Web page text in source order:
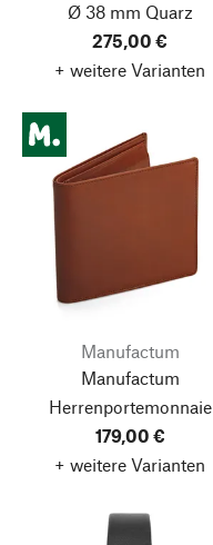
Ø 38 mm Quarz
275,00 €
+ weitere Varianten
Manufactum
Manufactum
Herrenportemonnaie
179,00 €
+ weitere Varianten